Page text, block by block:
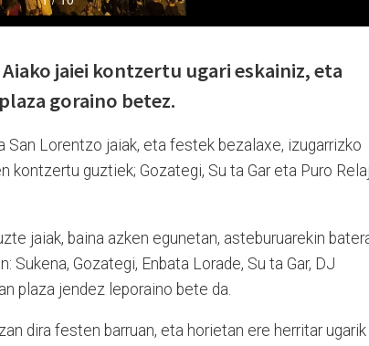
jaiei kontzertu ugari eskainiz, eta
goraino betez.
Lorentzo jaiak, eta festek bezalaxe, izugarrizko
kontzertu guztiek; Gozategi, Su ta Gar eta Puro
jaiak, baina azken egunetan, asteburuarekin
Sukena, Gozategi, Enbata Lorade, Su ta Gar, DJ
plaza jendez leporaino bete da.
dira festen barruan, eta horietan ere herritar ugarik